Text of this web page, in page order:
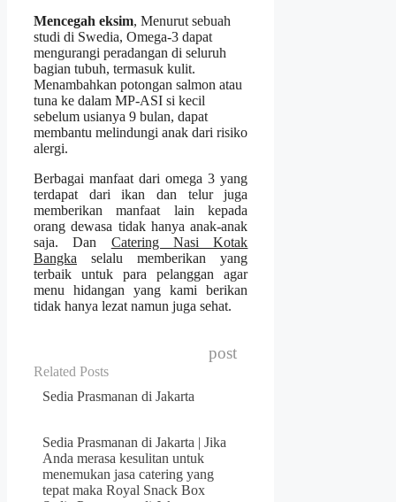
Mencegah eksim, Menurut sebuah
studi di Swedia, Omega-3 dapat
mengurangi peradangan di seluruh
bagian tubuh, termasuk kulit.
Menambahkan potongan salmon atau
tuna ke dalam MP-ASI si kecil
sebelum usianya 9 bulan, dapat
membantu melindungi anak dari risiko
alergi.
Berbagai manfaat dari omega 3 yang
terdapat dari ikan dan telur juga
memberikan manfaat lain kepada
orang dewasa tidak hanya anak-anak
saja. Dan Catering Nasi Kotak
Bangka selalu memberikan yang
terbaik untuk para pelanggan agar
menu hidangan yang kami berikan
tidak hanya lezat namun juga sehat.
post
Related Posts
Sedia Prasmanan di Jakarta
Sedia Prasmanan di Jakarta | Jika
Anda merasa kesulitan untuk
menemukan jasa catering yang
tepat maka Royal Snack Box